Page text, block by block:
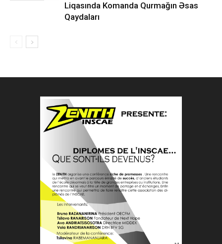
Liqasında Komanda Qurmağın Əsas
Qaydaları